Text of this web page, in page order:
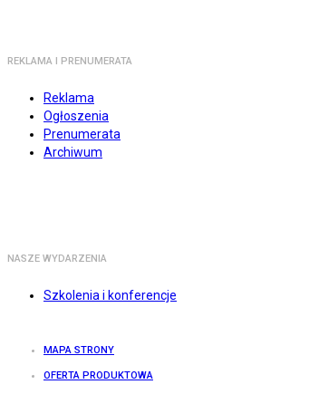
REKLAMA I PRENUMERATA
Reklama
Ogłoszenia
Prenumerata
Archiwum
NASZE WYDARZENIA
Szkolenia i konferencje
MAPA STRONY
OFERTA PRODUKTOWA